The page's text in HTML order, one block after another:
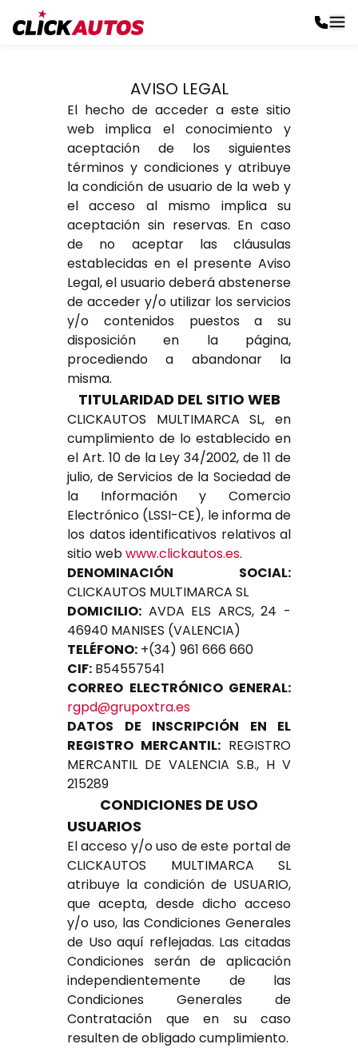
AVISO LEGAL
El hecho de acceder a este sitio
web implica el conocimiento y
aceptación de los siguientes
términos y condiciones y atribuye
la condición de usuario de la web y
el acceso al mismo implica su
aceptación sin reservas. En caso
de no aceptar las cláusulas
establecidas en el presente Aviso
Legal, el usuario deberá abstenerse
de acceder y/o utilizar los servicios
y/o contenidos puestos a su
disposición en la página,
procediendo a abandonar la
misma.
TITULARIDAD DEL SITIO WEB
CLICKAUTOS MULTIMARCA SL, en
cumplimiento de lo establecido en
el Art. 10 de la Ley 34/2002, de 11 de
julio, de Servicios de la Sociedad de
la Información y Comercio
Electrónico (LSSI-CE), le informa de
los datos identificativos relativos al
sitio webwww.clickautos.es.
DENOMINACIÓN SOCIAL:
CLICKAUTOS MULTIMARCA SL
DOMICILIO: AVDA ELS ARCS, 24 -
46940 MANISES (VALENCIA)
TELÉFONO: +(34) 961 666 660
CIF: B54557541
CORREO ELECTRÓNICO GENERAL:
rgpd@grupoxtra.es
DATOS DE INSCRIPCIÓN EN EL
REGISTRO MERCANTIL: REGISTRO
MERCANTIL DE VALENCIA S.B., H V
215289
CONDICIONES DE USO
USUARIOS
El acceso y/o uso de este portal de
CLICKAUTOS MULTIMARCA SL
atribuye la condición de USUARIO,
que acepta, desde dicho acceso
y/o uso, las Condiciones Generales
de Uso aquí reflejadas. Las citadas
Condiciones serán de aplicación
independientemente de las
Condiciones Generales de
Contratación que en su caso
resulten de obligado cumplimiento.